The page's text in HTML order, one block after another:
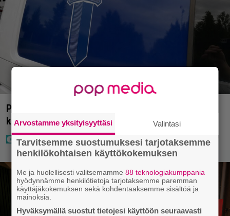
Poliisilla tehovalvonta – tästä kysymys ja näin
kauan kestää
Arvostamme yksityisyyttäsi Valintasi
Tarvitsemme suostumuksesi tarjotaksemme
henkilökohtaisen käyttökokemuksen
Me ja huolellisesti valitsemamme88 teknologiakumppania
hyödynnämme henkilötietoja tarjotaksemme paremman
käyttäjäkokemuksen sekä kohdentaaksemme sisältöä ja
mainoksia.
Hyväksymällä suostut tietojesi käyttöön seuraavasti